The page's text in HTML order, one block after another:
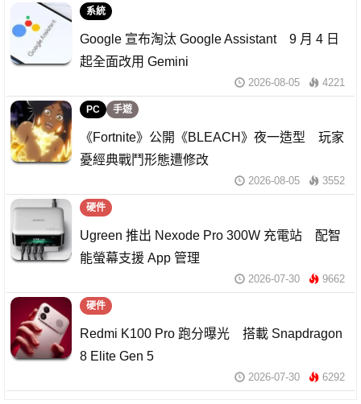
系統
Google 宣布淘汰 Google Assistant 9 月 4 日
起全面改用 Gemini
2026-08-05 4221
PC 手遊
《Fortnite》公開《BLEACH》夜一造型 玩家
憂經典戰鬥形態遭修改
2026-08-05 3552
硬件
Ugreen 推出 Nexode Pro 300W 充電站 配智
能螢幕支援 App 管理
2026-07-30 9662
硬件
Redmi K100 Pro 跑分曝光 搭載 Snapdragon
8 Elite Gen 5
2026-07-30 6292